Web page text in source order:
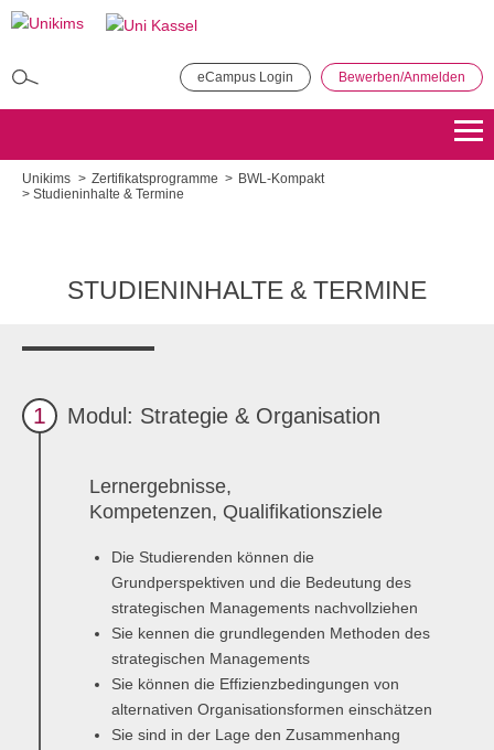
Direkt
eCampus Login Bewerben/Anmelden
Bewerben Übersicht
Master of Science - Industrielles Produktionsmanagement
Master of Science - ÖPNV und Mobilität
Master in Bildungsmanagement
Bewerben Übersicht
Master of Science Wind Energy Systems
Unikims Zertifikatsprogramme
BWL-Kompakt
Studieninhalte & Termine
STUDIENINHALTE & TERMINE
1 Modul: Strategie & Organisation
Lernergebnisse,
Kompetenzen, Qualifikationsziele
Die Studierenden können die
Grundperspektiven und die Bedeutung des
strategischen Managements nachvollziehen
Sie kennen die grundlegenden Methoden des
strategischen Managements
Sie können die Effizienzbedingungen von
alternativen Organisationsformen einschätzen
Sie sind in der Lage den Zusammenhang